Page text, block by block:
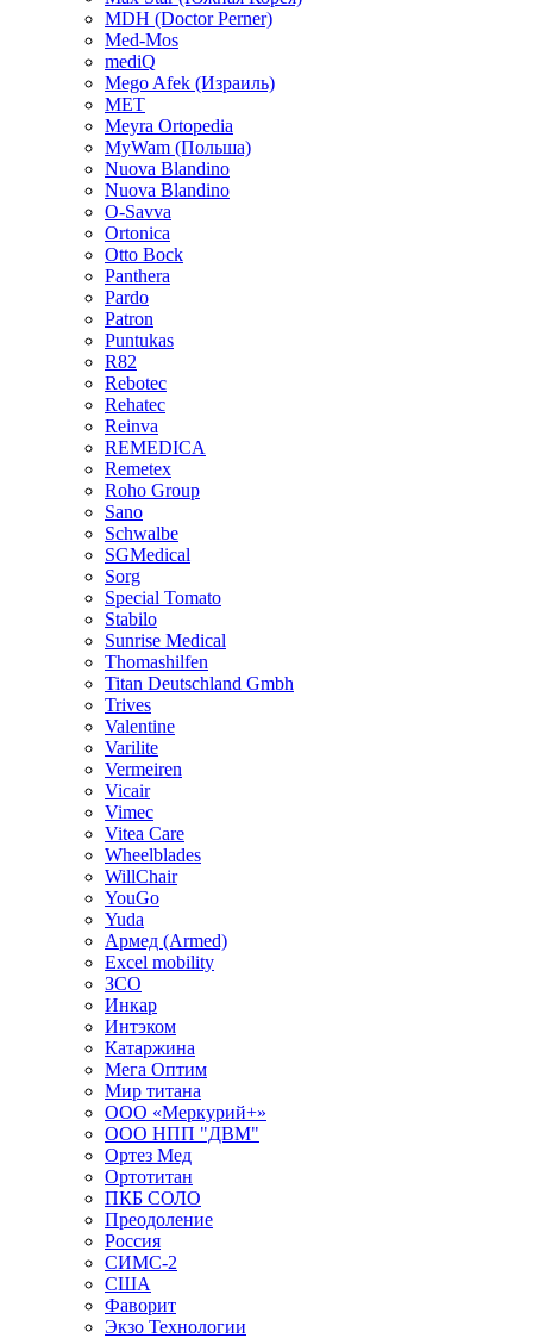
MDH (Doctor Perner)
Med-Mos
mediQ
Mego Afek (Израиль)
MET
Meyra Ortopedia
MyWam (Польша)
Nuova Blandino
Nuova Blandino
O-Savva
Ortonica
Otto Bock
Panthera
Pardo
Patron
Puntukas
R82
Rebotec
Rehatec
Reinva
REMEDICA
Remetex
Roho Group
Sano
Schwalbe
SGMedical
Sorg
Special Tomato
Stabilo
Sunrise Medical
Thomashilfen
Titan Deutschland Gmbh
Trives
Valentine
Varilite
Vermeiren
Vicair
Vimec
Vitea Care
Wheelblades
WillChair
YouGo
Yuda
Армед (Armed)
Еxcel mobility
ЗСО
Инкар
Интэком
Катаржина
Мега Оптим
Мир титана
ООО «Меркурий+»
ООО НПП "ДВМ"
Ортез Мед
Ортотитан
ПКБ СОЛО
Преодоление
Россия
СИМС-2
США
Фаворит
Экзо Технологии